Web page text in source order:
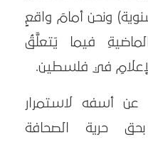
ونحن أمامَ واقعٍ
فيما يَتعلَّقُ
في فلسطين.
عن أسفه لاستمرار
بحق حرية الصحافة